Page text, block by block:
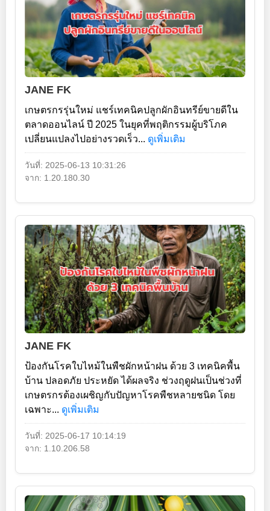
JANE FK
เกษตรกรรุ่นใหม่ แชร์เทคนิคปลูกผักอินทรีย์ขายดีใน
ตลาดออนไลน์ ปี 2025 ในยุคที่พฤติกรรมผู้บริโภค
เปลี่ยนแปลงไปอย่างรวดเร็ว... ดูเพิ่มเติม
วันที่: 2025-06-13 10:31:26
จาก: 1.20.180.30
JANE FK
ป้องกันโรคใบไหม้ในพืชผักหน้าฝน ด้วย 3 เทคนิคพื้น
บ้าน ปลอดภัย ประหยัด ได้ผลจริง ช่วงฤดูฝนเป็นช่วงที่
เกษตรกรต้องเผชิญกับปัญหาโรคพืชหลายชนิด โดย
เฉพาะ... ดูเพิ่มเติม
วันที่: 2025-06-17 10:14:19
จาก: 1.10.206.58